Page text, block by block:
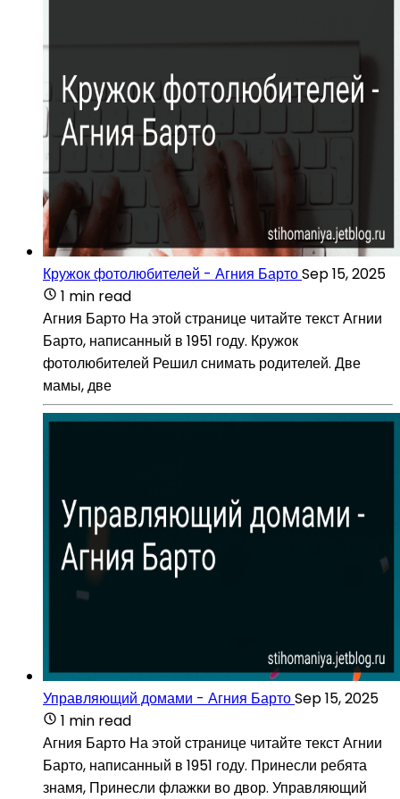
Кружок фотолюбителей - Агния БартоSep 15, 2025
1 min read
Агния Барто На этой странице читайте текст Агнии
Барто, написанный в 1951 году. Кружок
фотолюбителей Решил снимать родителей. Две
мамы, две
Управляющий домами - Агния БартоSep 15, 2025
1 min read
Агния Барто На этой странице читайте текст Агнии
Барто, написанный в 1951 году. Принесли ребята
знамя, Принесли флажки во двор. Управляющий